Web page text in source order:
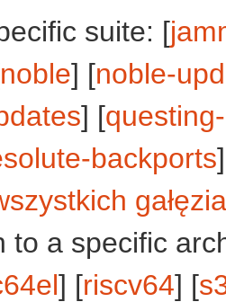
suite: [
noble] [noble-
] [
backports
to a specific
] [riscv64] [